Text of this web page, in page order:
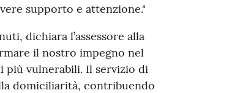
supporto e attenzione."
dichiara l’assessore alla
il nostro impegno nel
vulnerabili. Il servizio di
domiciliarità, contribuendo